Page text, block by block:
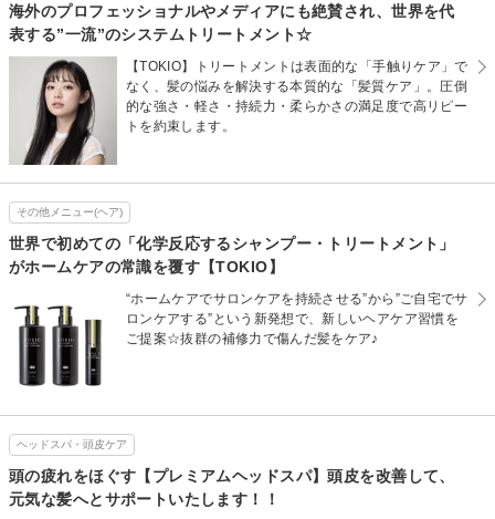
海外のプロフェッショナルやメディアにも絶賛され、世界を代
表する”一流”のシステムトリートメント☆
【TOKIO】トリートメントは表面的な「手触りケア」で
なく、髪の悩みを解決する本質的な「髪質ケア」。圧倒
的な強さ・軽さ・持続力・柔らかさの満足度で高リピー
トを約束します。
その他メニュー(ヘア)
世界で初めての「化学反応するシャンプー・トリートメント」
がホームケアの常識を覆す【TOKIO】
“ホームケアでサロンケアを持続させる”から”ご自宅でサ
ロンケアする”という新発想で、新しいヘアケア習慣を
ご提案☆抜群の補修力で傷んだ髪をケア♪
ヘッドスパ・頭皮ケア
頭の疲れをほぐす【プレミアムヘッドスパ】頭皮を改善して、
元気な髪へとサポートいたします！！